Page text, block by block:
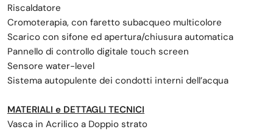
Riscaldatore
Cromoterapia, con faretto subacqueo multicolore
Scarico con sifone ed apertura/chiusura automatica
Pannello di controllo digitale touch screen
Sensore water-level
Sistema autopulente dei condotti interni dell’acqua
MATERIALI e DETTAGLI TECNICI
Vasca in Acrilico a Doppio strato